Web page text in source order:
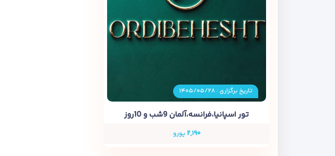
تاریخ برگزاری : ۱۴۰۵/۰۵/۲۸
تور اسپانیا،فرانسه،آلمان 9شب و 10روز
۲,۱۹۰ یورو